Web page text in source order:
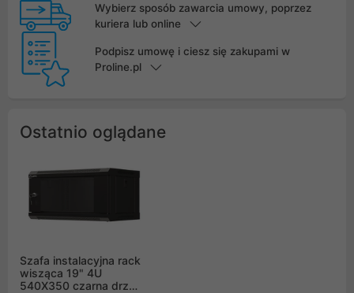
Wybierz sposób zawarcia umowy, poprzez
kuriera lub online
Podpisz umowę i ciesz się zakupami w
Proline.pl
Ostatnio oglądane
Szafa instalacyjna rack
wisząca 19" 4U
540X350 czarna drzwi